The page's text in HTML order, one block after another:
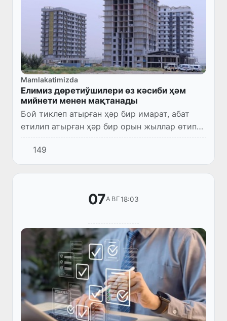
Mamlakatimizda
Елимиз дөретиўшилери өз кәсиби ҳәм
мийнети менен мақтанады
Бой тиклеп атырған ҳәр бир имарат, абат
етилип атырған ҳәр бир орын жыллар өтип
халық турмысының ажыралмас бөлегине
айланады. Усы мәнисте кең көлемли
қурылыс жумыслары жаңа имаратл...
149
07АВГ18:03